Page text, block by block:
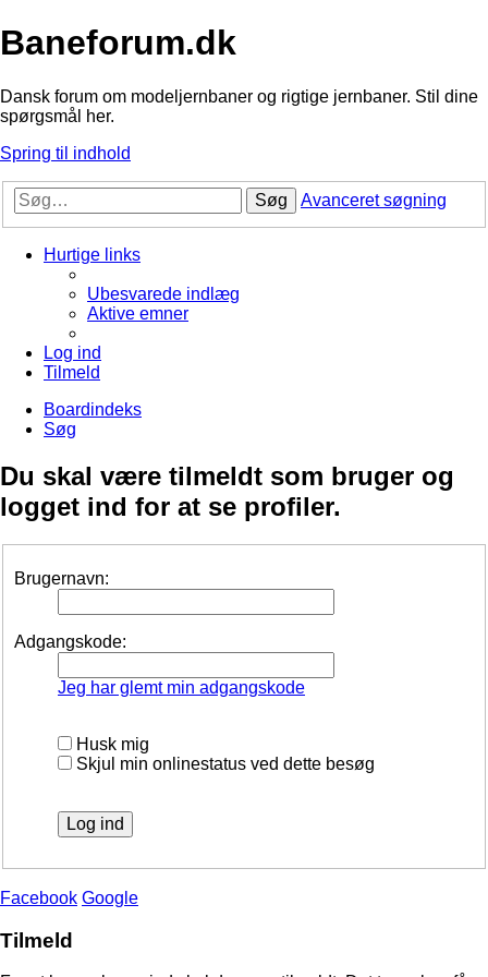
Baneforum.dk
Dansk forum om modeljernbaner og rigtige jernbaner. Stil dine
spørgsmål her.
Spring til indhold
Søg Avanceret søgning
Hurtige links
Ubesvarede indlæg
Aktive emner
Log ind
Tilmeld
Boardindeks
Søg
Du skal være tilmeldt som bruger og
logget ind for at se profiler.
Brugernavn:
Adgangskode:
Jeg har glemt min adgangskode
Husk mig
Skjul min onlinestatus ved dette besøg
Facebook Google
Tilmeld